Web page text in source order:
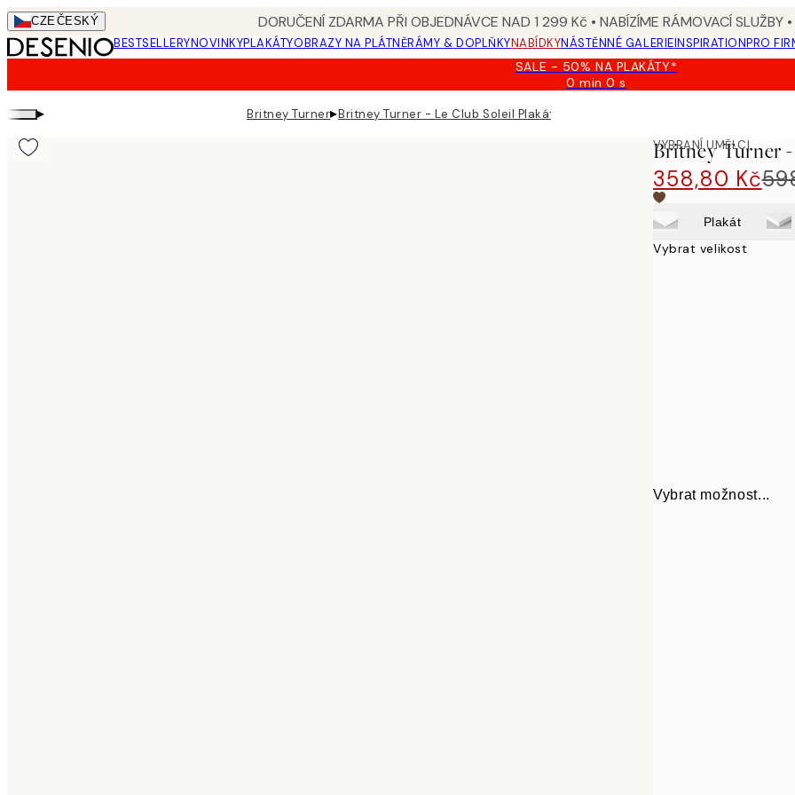
Skip
to
main
CZEČESKÝ DORUČENÍ ZDARMA PŘI OBJEDNÁVCE NAD 1 299 Kč • NABÍZÍME RÁMOVACÍ SLUŽBY
BESTSELLERYNOVINKYPLAKÁTYOBRAZY NA PLÁTNĚRÁMY & DOPLŇKYNABÍDKYNÁSTĚNNÉ GALERIEINSPIRATIONPRO
SALE - 50% NA PLAKÁTY*
0 min0 s
Platné
▸ Britney Turner▸Britney Turner - Le Club Soleil Plakát
VYBRANÍ UMĚLCI
Britney Turner
358,80 Kč
Plakát
Vybrat velikost
Vybrat možnost...